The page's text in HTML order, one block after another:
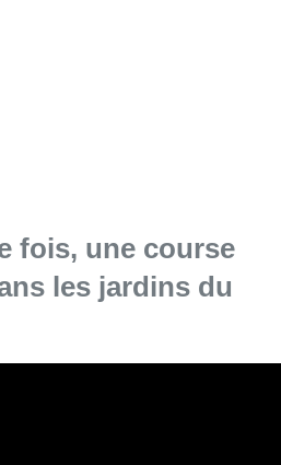
fois, une course
les jardins du